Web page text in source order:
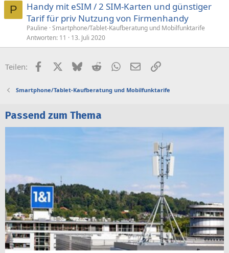
P
Handy mit eSIM / 2 SIM-Karten und günstiger
Tarif für priv Nutzung von Firmenhandy
Pauline Smartphone/Tablet-Kaufberatung und Mobilfunktarife
Antworten 11 13. Juli 2020
Teilen: FacebookX (Twitter)
BlueskyRedditWhatsApp
E-MailLink
Smartphone/Tablet-Kaufberatung und Mobilfunktarife
Passend zum Thema